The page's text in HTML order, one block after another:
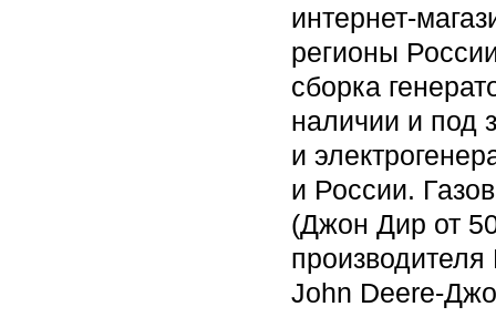
интернет-
регионы
сборка
наличии и под
и
и России.
(Джон Дир от
производителя
John Deere-